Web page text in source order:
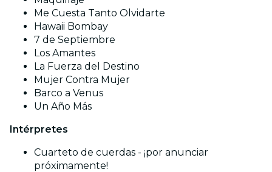
Me Cuesta Tanto Olvidarte
Hawaii Bombay
7 de Septiembre
Los Amantes
La Fuerza del Destino
Mujer Contra Mujer
Barco a Venus
Un Año Más
Intérpretes
Cuarteto de cuerdas - ¡por anunciar
próximamente!